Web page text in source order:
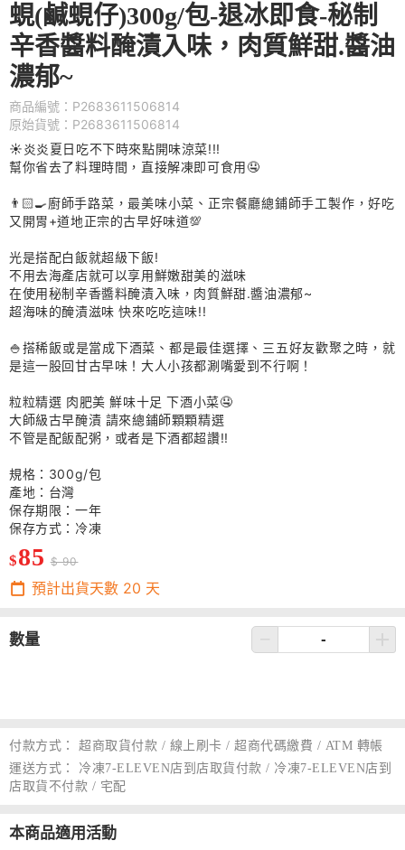
蜆(鹹蜆仔)300g/包-退冰即食-秘制
辛香醬料醃漬入味，肉質鮮甜.醬油
濃郁~
商品編號：P2683611506814
原始貨號：P2683611506814
☀️炎炎夏日吃不下時來點開味涼菜!!!
幫你省去了料理時間，直接解凍即可食用🤤
👨🏻‍🍳廚師手路菜，最美味小菜、正宗餐廳總鋪師手工製作，好吃
又開胃+道地正宗的古早好味道💯
光是搭配白飯就超級下飯!
不用去海產店就可以享用鮮嫩甜美的滋味
在使用秘制辛香醬料醃漬入味，肉質鮮甜.醬油濃郁~
超海味的醃漬滋味 快來吃吃這味!!
🍚搭稀飯或是當成下酒菜、都是最佳選擇、三五好友歡聚之時，就
是這一股回甘古早味！大人小孩都涮嘴愛到不行啊！
粒粒精選 肉肥美 鮮味十足 下酒小菜🤤
大師級古早醃漬 請來總鋪師顆顆精選
不管是配飯配粥，或者是下酒都超讚!!
規格：300g/包
產地：台灣
保存期限：一年
保存方式：冷凍
$85 $ 90
預計出貨天數 20 天
數量
付款方式：
超商取貨付款 / 線上刷卡 / 超商代碼繳費 / ATM 轉帳
運送方式：
冷凍7-ELEVEN店到店取貨付款 / 冷凍7-ELEVEN店到
店取貨不付款 / 宅配
本商品適用活動